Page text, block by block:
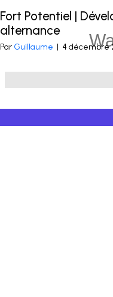
Fort Potentiel |
alternance
Par Guillaume | 4 décembre
Publié dans et balisé